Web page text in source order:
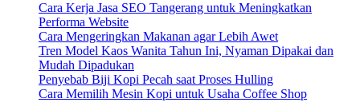
Cara Kerja Jasa SEO Tangerang untuk Meningkatkan
Performa Website
Cara Mengeringkan Makanan agar Lebih Awet
Tren Model Kaos Wanita Tahun Ini, Nyaman Dipakai dan
Mudah Dipadukan
Penyebab Biji Kopi Pecah saat Proses Hulling
Cara Memilih Mesin Kopi untuk Usaha Coffee Shop